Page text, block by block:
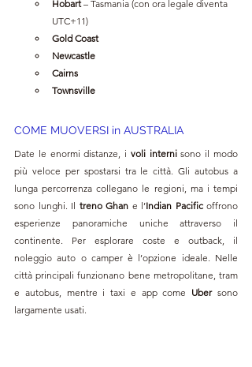
Hobart – Tasmania (con ora legale diventa
UTC+11)
Gold Coast
Newcastle
Cairns
Townsville
COME MUOVERSI in AUSTRALIA
Date le enormi distanze, i voli interni sono il modo
più veloce per spostarsi tra le città. Gli autobus a
lunga percorrenza collegano le regioni, ma i tempi
sono lunghi. Il treno Ghan e l’Indian Pacific offrono
esperienze panoramiche uniche attraverso il
continente. Per esplorare coste e outback, il
noleggio auto o camper è l’opzione ideale. Nelle
città principali funzionano bene metropolitane, tram
e autobus, mentre i taxi e app come Uber sono
largamente usati.